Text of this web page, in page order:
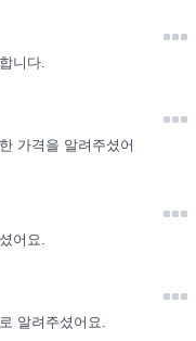
니다.
가격을 알려주셨어
어요.
알려주셨어요.